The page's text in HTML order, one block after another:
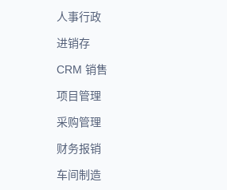
人事行政
进销存
CRM 销售
项目管理
采购管理
财务报销
车间制造